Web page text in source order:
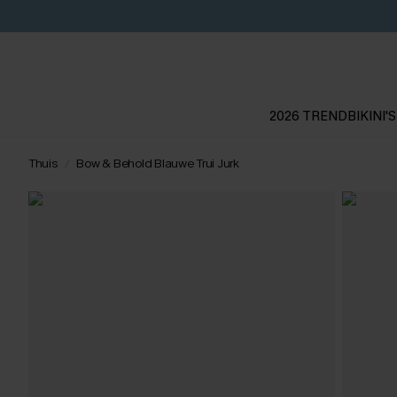
2026 TRENDBIKINI'S
Thuis Bow & Behold Blauwe Trui Jurk